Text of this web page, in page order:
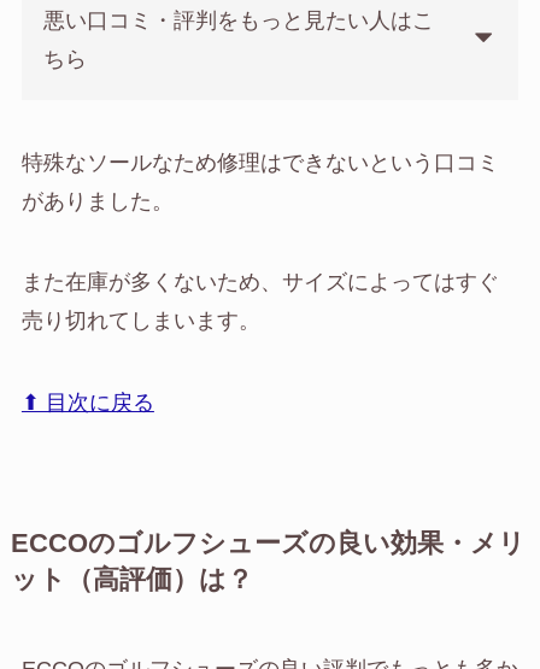
悪い口コミ・評判をもっと見たい人はこ
ちら
特殊なソールなため修理はできないという口コミ
がありました。
また在庫が多くないため、サイズによってはすぐ
売り切れてしまいます。
⬆︎ 目次に戻る
ECCOのゴルフシューズの良い効果・メリ
ット（高評価）は？